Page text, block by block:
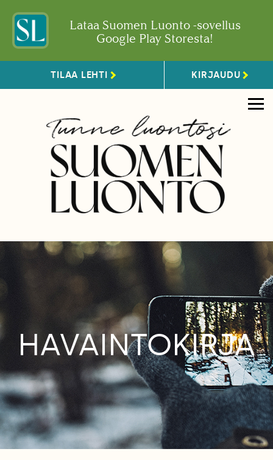
Lataa Suomen Luonto -sovellus
Google Play Storesta!
TILAA LEHTI KIRJAUDU
HAVAINTOKIRJA